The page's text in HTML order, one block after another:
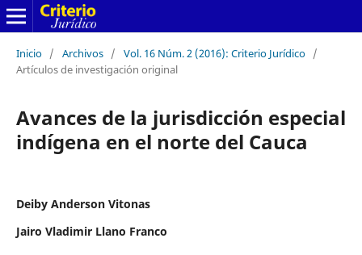
Inicio / Archivos / Vol. 16 Núm. 2 (2016): Criterio Jurídico /
Artículos de investigación original
Avances de la jurisdicción especial
indígena en el norte del Cauca
Deiby Anderson Vitonas
Jairo Vladimir Llano Franco